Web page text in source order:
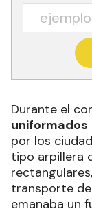
Durante el
uniformados
por los
tipo arpillera
transporte
emanaba un